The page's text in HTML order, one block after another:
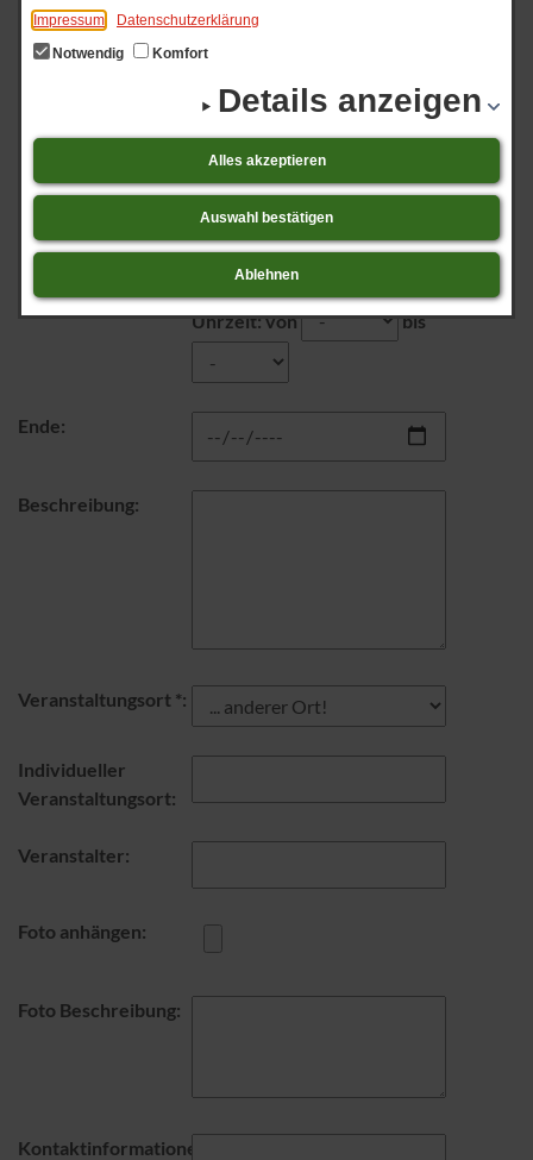
Impressum
Datenschutzerklärung
Notwendig
Komfort
Details anzeigen
Alles akzeptieren
Auswahl bestätigen
Ablehnen
Titel der
Veranstaltung *:
Beginn *:
Uhrzeit: von bis
Ende:
Beschreibung:
Veranstaltungsort *:
Individueller
Veranstaltungsort:
Veranstalter:
Foto anhängen:
Foto Beschreibung:
Kontaktinformationen